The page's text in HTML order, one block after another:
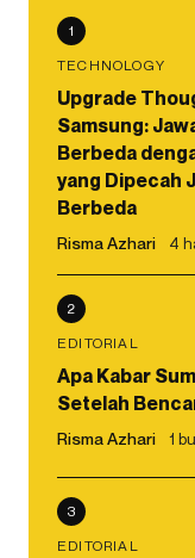
1
TECHNOLOGY
Upgrade
Samsung:
Berbeda
yang Dipecah
Berbeda
Risma Azhari 4
2
EDITORIAL
Apa Kabar
Setelah
Risma Azhari 1
3
EDITORIAL